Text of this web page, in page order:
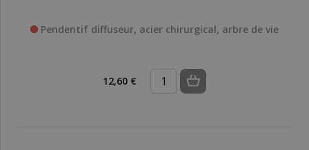
Pendentif diffuseur, acier chirurgical, arbre de vie
12,60 €